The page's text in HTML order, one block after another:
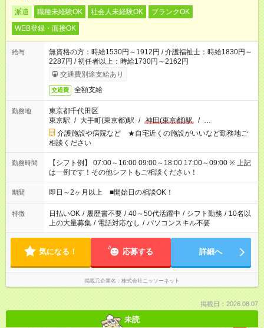
派遣 職種未経験OK 社会人未経験OK
ブランクOK
WEB登録・面接OK
給与
無資格の方：時給1530円～1912円 / 介護福祉士：時給1830円～
2287円 / 初任者以上：時給1730円～2162円
交通費別途支給あり
交通費 全額支給
勤務地
東京都千代田区
東京駅 / 大手町(東京都)駅 / 神田(東京都)駅 / …
介護施設や病院など ★自宅近くの施設がいいなど勤務地ご
相談ください
勤務時間
【シフト例】 07:00～16:00 09:00～18:00 17:00～09:00 ※ 上記
は一例です！その他シフトもご相談ください！
期間 即日～2ヶ月以上 ■開始日の相談OK！
特徴 日払いOK / 履歴書不要 / 40～50代活躍中 / シフト勤務 / 10名以
上の大量募集 / 電話対応なし / パソコンスキル不要
気になる！ 応募する 詳細へ
掲載元企業名 株式会社ニッソーネット
掲載日：2026.08.07
未読